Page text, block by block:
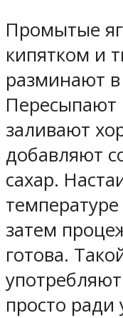
Промытые
кипятком и
разминают
Пересыпают
заливают
добавляют
сахар.
затем
готова.
просто ради